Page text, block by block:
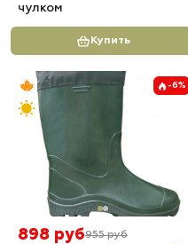
чулком
Купить
-6%
898 руб955 руб